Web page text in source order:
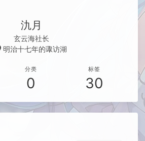
氿月
玄云海社长
明治十七年的诹访湖
分类
0
标签
30